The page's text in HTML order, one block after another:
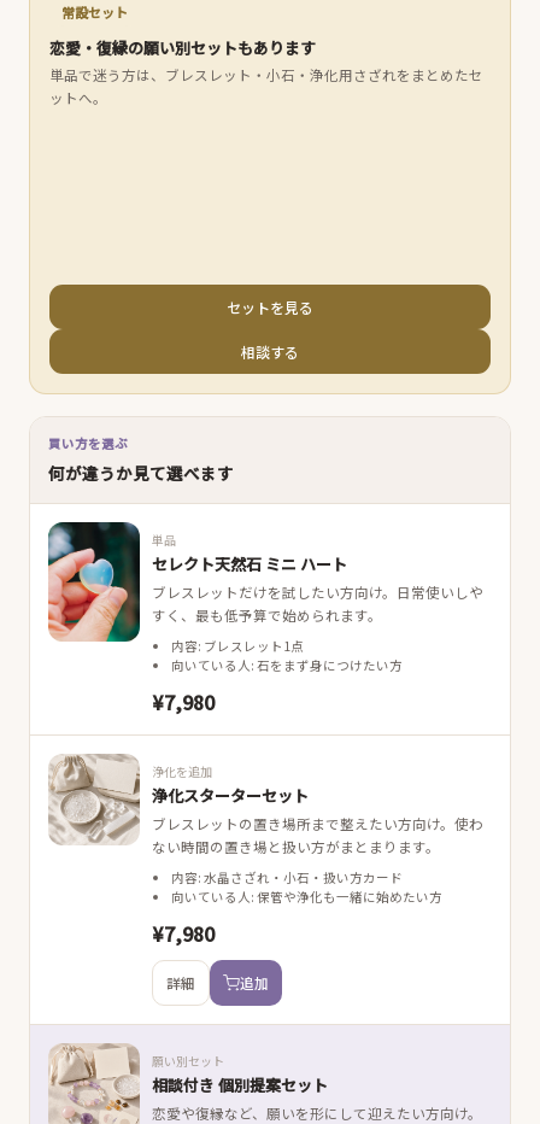
常設セット
恋愛・復縁の願い別セットもあります
単品で迷う方は、ブレスレット・小石・浄化用さざれをまとめたセ
ットへ。
セットを見る
相談する
買い方を選ぶ
何が違うか見て選べます
単品
セレクト天然石 ミニ ハート
ブレスレットだけを試したい方向け。日常使いしや
すく、最も低予算で始められます。
内容: ブレスレット1点
向いている人: 石をまず身につけたい方
¥7,980
浄化を追加
浄化スターターセット
ブレスレットの置き場所まで整えたい方向け。使わ
ない時間の置き場と扱い方がまとまります。
内容: 水晶さざれ・小石・扱い方カード
向いている人: 保管や浄化も一緒に始めたい方
¥7,980
詳細 追加
願い別セット
相談付き 個別提案セット
恋愛や復縁など、願いを形にして迎えたい方向け。